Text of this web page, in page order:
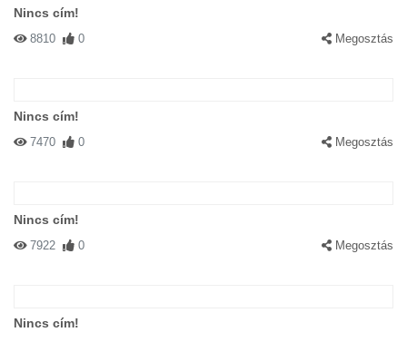
Nincs cím!
8810 0 Megosztás
Nincs cím!
7470 0 Megosztás
Nincs cím!
7922 0 Megosztás
Nincs cím!